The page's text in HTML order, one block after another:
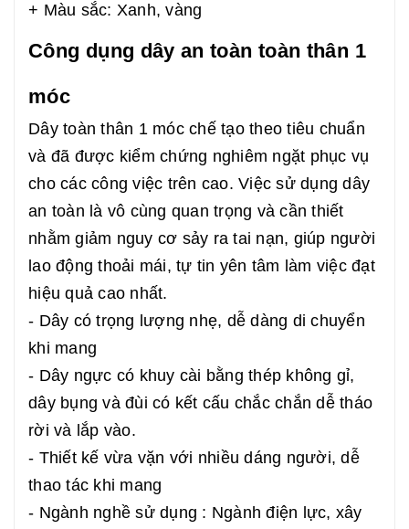
+ Màu sắc: Xanh, vàng
Công dụng dây an toàn toàn thân 1
móc
Dây toàn thân 1 móc chế tạo theo tiêu chuẩn
và đã được kiểm chứng nghiêm ngặt phục vụ
cho các công việc trên cao. Việc sử dụng dây
an toàn là vô cùng quan trọng và cần thiết
nhằm giảm nguy cơ sảy ra tai nạn, giúp người
lao động thoải mái, tự tin yên tâm làm việc đạt
hiệu quả cao nhất.
- Dây có trọng lượng nhẹ, dễ dàng di chuyển
khi mang
- Dây ngực có khuy cài bằng thép không gỉ,
dây bụng và đùi có kết cấu chắc chắn dễ tháo
rời và lắp vào.
- Thiết kế vừa vặn với nhiều dáng người, dễ
thao tác khi mang
- Ngành nghề sử dụng : Ngành điện lực, xây